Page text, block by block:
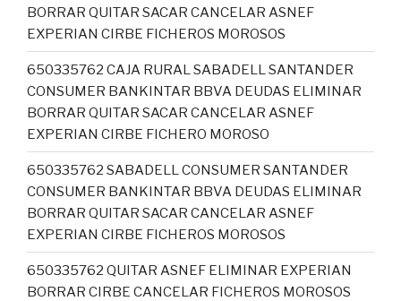
BORRAR QUITAR SACAR CANCELAR ASNEF
EXPERIAN CIRBE FICHEROS MOROSOS
650335762 CAJA RURAL SABADELL SANTANDER
CONSUMER BANKINTAR BBVA DEUDAS ELIMINAR
BORRAR QUITAR SACAR CANCELAR ASNEF
EXPERIAN CIRBE FICHERO MOROSO
650335762 SABADELL CONSUMER SANTANDER
CONSUMER BANKINTAR BBVA DEUDAS ELIMINAR
BORRAR QUITAR SACAR CANCELAR ASNEF
EXPERIAN CIRBE FICHEROS MOROSOS
650335762 QUITAR ASNEF ELIMINAR EXPERIAN
BORRAR CIRBE CANCELAR FICHEROS MOROSOS